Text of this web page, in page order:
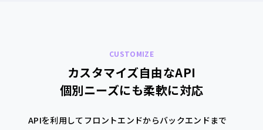
カスタマイズ自由なAPI
個別ニーズにも柔軟に対応
幅広くカスタマイズ可能。